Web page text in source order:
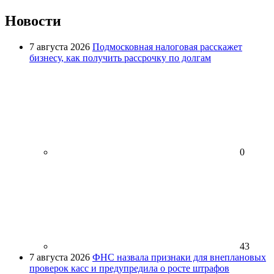
Новости
7 августа 2026 Подмосковная налоговая расскажет
бизнесу, как получить рассрочку по долгам
0
43
7 августа 2026 ФНС назвала признаки для внеплановых
проверок касс и предупредила о росте штрафов